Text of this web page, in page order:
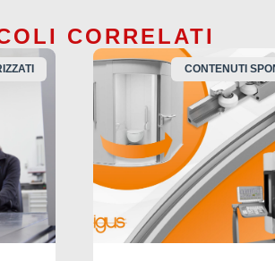
CORRELATI
CONTENUTI